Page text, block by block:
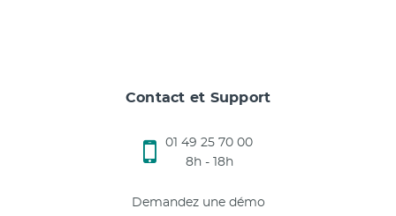
Contact et Support
01 49 25 70 00
8h - 18h
Demandez une démo